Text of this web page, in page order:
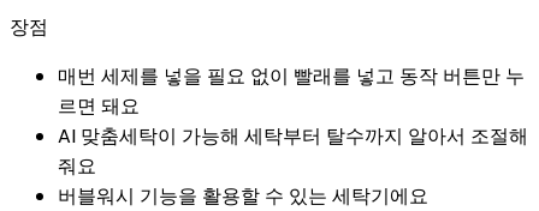
장점
매번 세제를 넣을 필요 없이 빨래를 넣고 동작 버튼만 누
르면 돼요
AI 맞춤세탁이 가능해 세탁부터 탈수까지 알아서 조절해
줘요
버블워시 기능을 활용할 수 있는 세탁기에요